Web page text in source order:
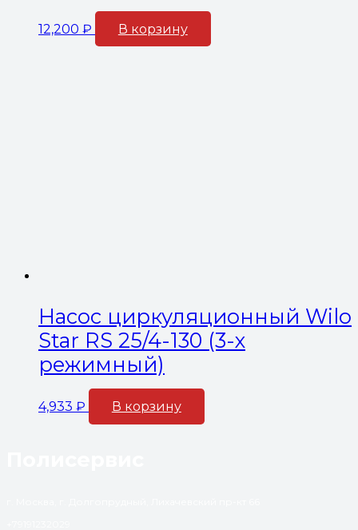
12,200 ₽ В корзину
Насос циркуляционный Wilo
Star RS 25/4-130 (3-х
режимный)
4,933 ₽ В корзину